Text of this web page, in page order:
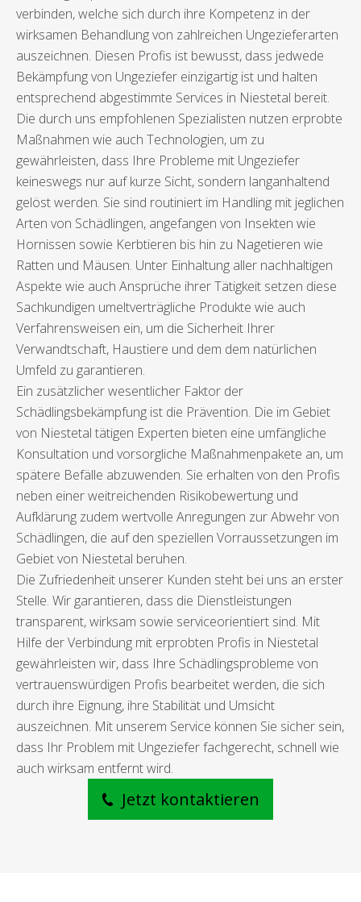
verbinden, welche sich durch ihre Kompetenz in der
wirksamen Behandlung von zahlreichen Ungezieferarten
auszeichnen. Diesen Profis ist bewusst, dass jedwede
Bekämpfung von Ungeziefer einzigartig ist und halten
entsprechend abgestimmte Services in Niestetal bereit.
Die durch uns empfohlenen Spezialisten nutzen erprobte
Maßnahmen wie auch Technologien, um zu
gewährleisten, dass Ihre Probleme mit Ungeziefer
keineswegs nur auf kurze Sicht, sondern langanhaltend
gelöst werden. Sie sind routiniert im Handling mit jeglichen
Arten von Schädlingen, angefangen von Insekten wie
Hornissen sowie Kerbtieren bis hin zu Nagetieren wie
Ratten und Mäusen. Unter Einhaltung aller nachhaltigen
Aspekte wie auch Ansprüche ihrer Tätigkeit setzen diese
Sachkundigen umeltverträgliche Produkte wie auch
Verfahrensweisen ein, um die Sicherheit Ihrer
Verwandtschaft, Haustiere und dem dem natürlichen
Umfeld zu garantieren.
Ein zusätzlicher wesentlicher Faktor der
Schädlingsbekämpfung ist die Prävention. Die im Gebiet
von Niestetal tätigen Experten bieten eine umfängliche
Konsultation und vorsorgliche Maßnahmenpakete an, um
spätere Befälle abzuwenden. Sie erhalten von den Profis
neben einer weitreichenden Risikobewertung und
Aufklärung zudem wertvolle Anregungen zur Abwehr von
Schädlingen, die auf den speziellen Vorraussetzungen im
Gebiet von Niestetal beruhen.
Die Zufriedenheit unserer Kunden steht bei uns an erster
Stelle. Wir garantieren, dass die Dienstleistungen
transparent, wirksam sowie serviceorientiert sind. Mit
Hilfe der Verbindung mit erprobten Profis in Niestetal
gewährleisten wir, dass Ihre Schädlingsprobleme von
vertrauenswürdigen Profis bearbeitet werden, die sich
durch ihre Eignung, ihre Stabilität und Umsicht
auszeichnen. Mit unserem Service können Sie sicher sein,
dass Ihr Problem mit Ungeziefer fachgerecht, schnell wie
auch wirksam entfernt wird.
Jetzt kontaktieren